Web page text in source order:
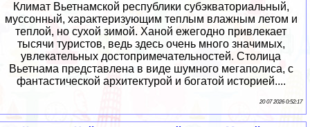
Климат Вьетнамской республики субэкваториальный,
муссонный, характеризующим теплым влажным летом и
теплой, но сухой зимой. Ханой ежегодно привлекает
тысячи туристов, ведь здесь очень много значимых,
увлекательных достопримечательностей. Столица
Вьетнама представлена в виде шумного мегаполиса, с
фантастической архитектурой и богатой историей....
20 07 2026 0:52:17